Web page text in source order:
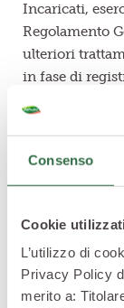
Consenso
Cookie
L’utilizzo di
Privacy Policy
merito a:
Incaricati,
Regolamento
ulteriori
in fase di
o le
Cookie per cui
statistica/
vengono
consenso